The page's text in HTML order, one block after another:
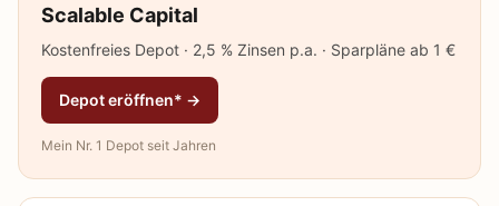
Scalable Capital
Kostenfreies Depot · 2,5 % Zinsen p.a. · Sparpläne ab 1 €
Depot eröffnen* →
Mein Nr. 1 Depot seit Jahren